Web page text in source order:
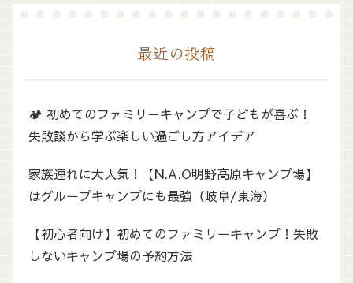
最近の投稿
🏕️ 初めてのファミリーキャンプで子どもが喜ぶ！
失敗談から学ぶ楽しい過ごし方アイデア
家族連れに大人気！【N.A.O明野高原キャンプ場】
はグループキャンプにも最強（岐阜/東海）
【初心者向け】初めてのファミリーキャンプ！失敗
しないキャンプ場の予約方法